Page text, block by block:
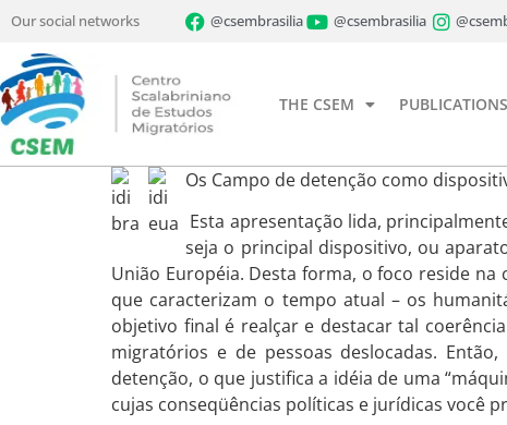
Our social networks @csembrasilia @csembrasilia
THE CSEM PUBLICATIONS
Os Campo de detenção como
Esta apresentação lida,
seja o principal dispositivo, ou
União Européia. Desta forma, o foco reside
que caracterizam o tempo atual – os
objetivo final é realçar e destacar tal
migratórios e de pessoas deslocadas.
detenção, o que justifica a idéia de uma
cujas conseqüências políticas e jurídicas você